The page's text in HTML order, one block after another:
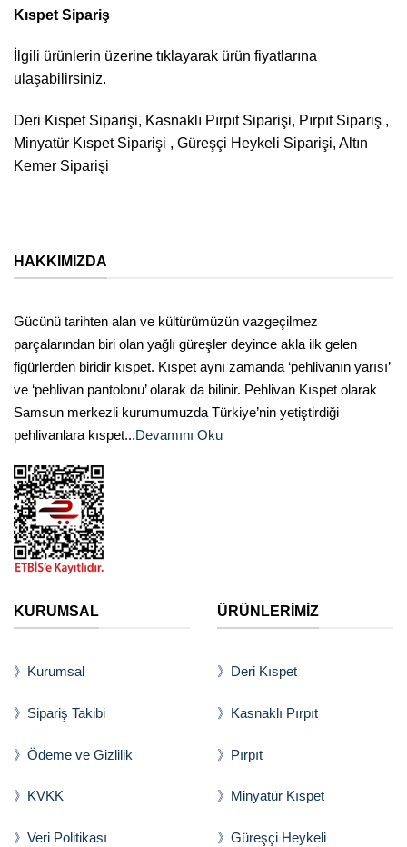
Kıspet Sipariş
İlgili ürünlerin üzerine tıklayarak ürün fiyatlarına
ulaşabilirsiniz.
Deri Kispet Siparişi, Kasnaklı Pırpıt Siparişi, Pırpıt Sipariş ,
Minyatür Kıspet Siparişi , Güreşçi Heykeli Siparişi, Altın
Kemer Siparişi
HAKKIMIZDA
Gücünü tarihten alan ve kültürümüzün vazgeçilmez
parçalarından biri olan yağlı güreşler deyince akla ilk gelen
figürlerden biridir kıspet. Kıspet aynı zamanda ‘pehlivanın yarısı’
ve ‘pehlivan pantolonu’ olarak da bilinir. Pehlivan Kıspet olarak
Samsun merkezli kurumumuzda Türkiye’nin yetiştirdiği
pehlivanlara kıspet...Devamını Oku
KURUMSAL
》Kurumsal
》Sipariş Takibi
》Ödeme ve Gizlilik
》KVKK
》Veri Politikası
ÜRÜNLERİMİZ
》Deri Kıspet
》Kasnaklı Pırpıt
》Pırpıt
》Minyatür Kıspet
》Güreşçi Heykeli